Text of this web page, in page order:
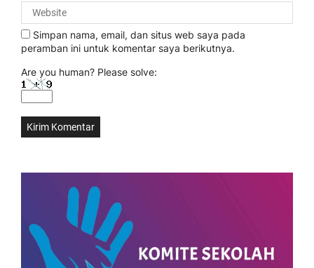
Simpan nama, email, dan situs web saya pada
peramban ini untuk komentar saya berikutnya.
Are you human? Please solve: